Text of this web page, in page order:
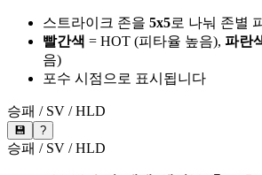
스트라이크 존을 5x5로 나눠 존별
빨간색 = HOT (피타율 높음), 파란
음)
포수 시점으로 표시됩니다
승패 / SV / HLD
💾 ?
승패 / SV / HLD